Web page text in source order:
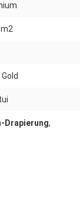
Drapierung,